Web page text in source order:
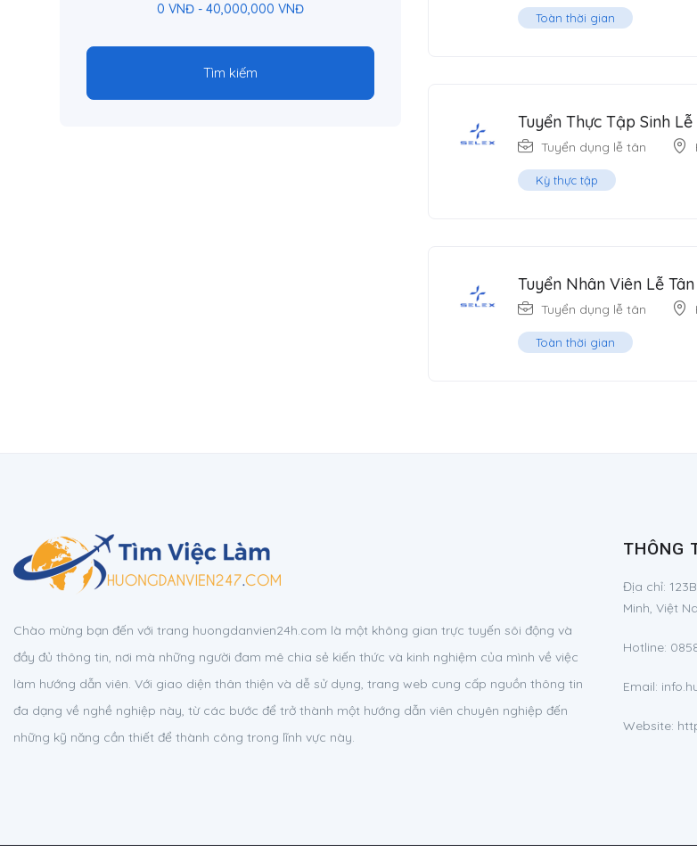
0 VNĐ - 40,000,000 VNĐ
Tìm kiếm
Toàn thời gian
Tuyển Thực Tập Sinh
Tuyển dụng lễ tân
Kỳ thực tập
Tuyển Nhân Viên Lễ
Tuyển dụng lễ tân
Toàn thời gian
Chào mừng bạn đến với trang huongdanvien24h.com là một không gian trực tuyến sôi động và
đầy đủ thông tin, nơi mà những người đam mê chia sẻ kiến thức và kinh nghiệm của mình về việc
làm hướng dẫn viên. Với giao diện thân thiện và dễ sử dụng, trang web cung cấp nguồn thông tin
đa dạng về nghề nghiệp này, từ các bước để trở thành một hướng dẫn viên chuyên nghiệp đến
những kỹ năng cần thiết để thành công trong lĩnh vực này.
THÔNG
Địa chỉ:
Minh, Việt
Hotline:
Email:
Website: